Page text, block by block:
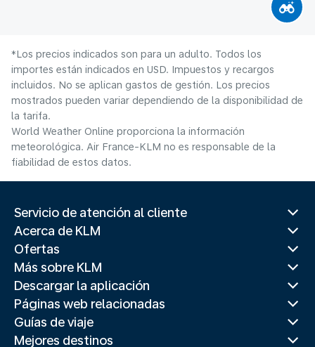
*Los precios indicados son para un adulto. Todos los
importes están indicados en USD. Impuestos y recargos
incluidos. No se aplican gastos de gestión. Los precios
mostrados pueden variar dependiendo de la disponibilidad de
la tarifa.
World Weather Online proporciona la información
meteorológica. Air France-KLM no es responsable de la
fiabilidad de estos datos.
Servicio de atención al cliente
Acerca de KLM
Ofertas
Más sobre KLM
Descargar la aplicación
Páginas web relacionadas
Guías de viaje
Mejores destinos